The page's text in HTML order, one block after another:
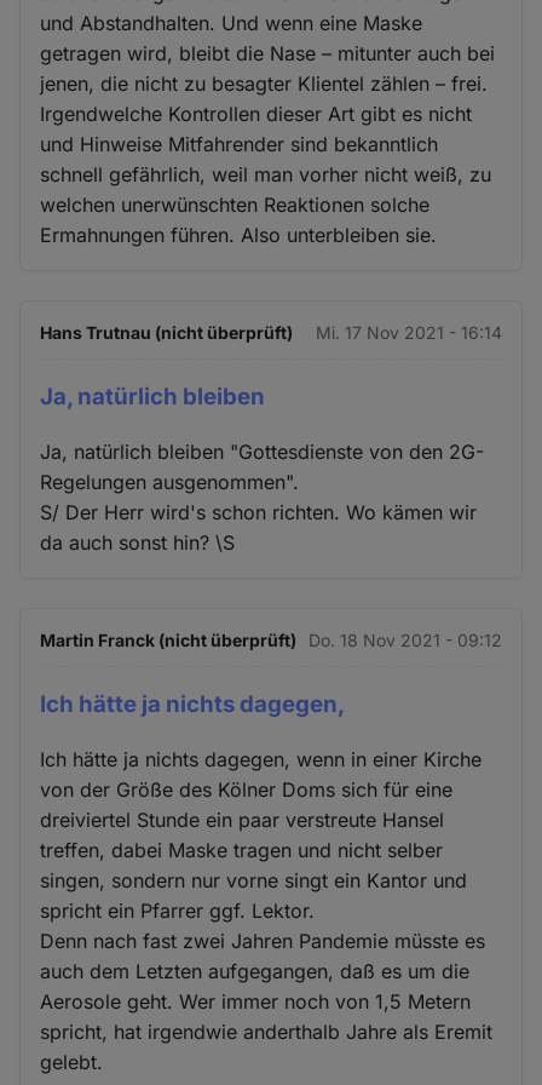
und Abstandhalten. Und wenn eine Maske
getragen wird, bleibt die Nase – mitunter auch bei
jenen, die nicht zu besagter Klientel zählen – frei.
Irgendwelche Kontrollen dieser Art gibt es nicht
und Hinweise Mitfahrender sind bekanntlich
schnell gefährlich, weil man vorher nicht weiß, zu
welchen unerwünschten Reaktionen solche
Ermahnungen führen. Also unterbleiben sie.
Hans Trutnau (nicht überprüft) Mi. 17 Nov 2021 - 16:14
Ja, natürlich bleiben
Ja, natürlich bleiben "Gottesdienste von den 2G-
Regelungen ausgenommen".
S/ Der Herr wird's schon richten. Wo kämen wir
da auch sonst hin? \S
Martin Franck (nicht überprüft) Do. 18 Nov 2021 - 09:12
Ich hätte ja nichts dagegen,
Ich hätte ja nichts dagegen, wenn in einer Kirche
von der Größe des Kölner Doms sich für eine
dreiviertel Stunde ein paar verstreute Hansel
treffen, dabei Maske tragen und nicht selber
singen, sondern nur vorne singt ein Kantor und
spricht ein Pfarrer ggf. Lektor.
Denn nach fast zwei Jahren Pandemie müsste es
auch dem Letzten aufgegangen, daß es um die
Aerosole geht. Wer immer noch von 1,5 Metern
spricht, hat irgendwie anderthalb Jahre als Eremit
gelebt.